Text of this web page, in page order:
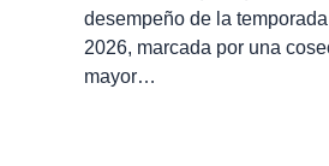
desempeño de la
2026, marcada por una
mayor…